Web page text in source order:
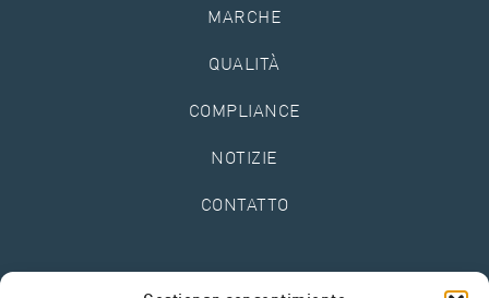
MARCHE
QUALITÀ
COMPLIANCE
NOTIZIE
CONTATTO